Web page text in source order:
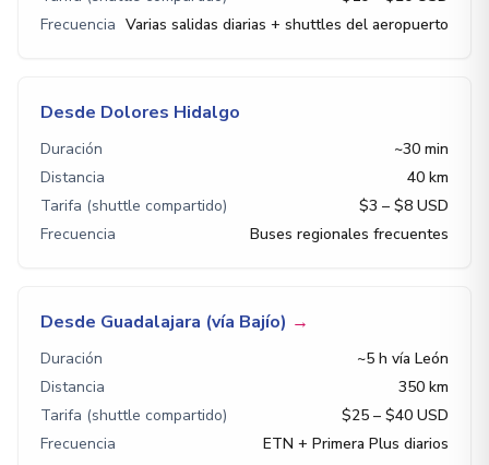
Frecuencia Varias salidas diarias + shuttles del aeropuerto
Desde Dolores Hidalgo
Duración
~30 min
Distancia
40 km
Tarifa (shuttle compartido)
$3 – $8 USD
Frecuencia
Buses regionales frecuentes
Desde Guadalajara (vía Bajío) →
Duración
~5 h vía León
Distancia
350 km
Tarifa (shuttle compartido)
$25 – $40 USD
Frecuencia
ETN + Primera Plus diarios